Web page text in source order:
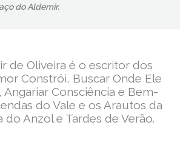
do Aldemir.
de Oliveira é o escritor dos
Constrói, Buscar Onde Ele
Angariar Consciência e Bem-
do Vale e os Arautos da
do Anzol e Tardes de Verão.